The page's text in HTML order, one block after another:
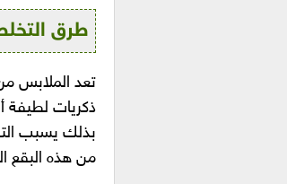
طرق
تعد الملابس
ذكريات لطيفة
بذلك يسبب
من هذه البقع